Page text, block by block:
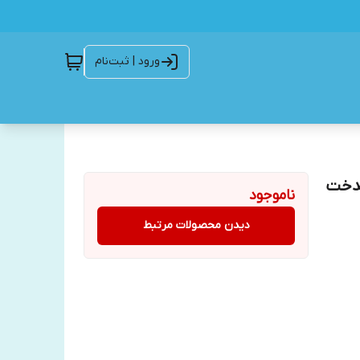
ورود | ثبت‌نام
ناموجود
دیدن محصولات مرتبط